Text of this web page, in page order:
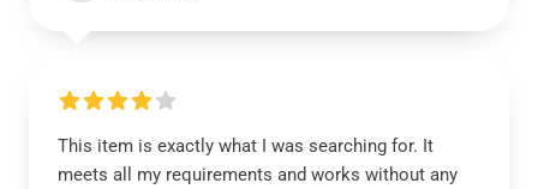
This item is exactly what I was searching for. It
meets all my requirements and works without any